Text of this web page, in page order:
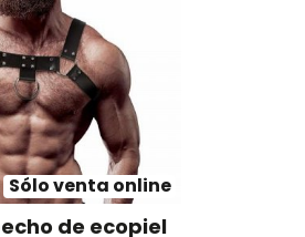
Sólo venta online
de ecopiel